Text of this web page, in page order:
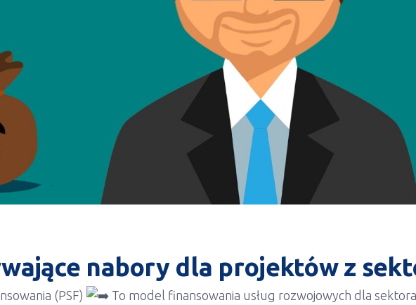
nabory dla projektów z
(PSF)
To model finansowania usług rozwojowych dla